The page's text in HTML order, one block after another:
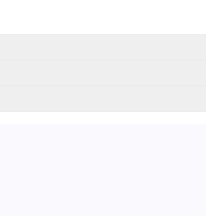
és kültéri parkolója teljes kapacitással működik,